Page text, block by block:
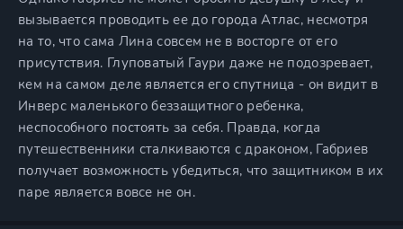
вызывается проводить ее до города Атлас, несмотря
на то, что сама Лина совсем не в восторге от его
присутствия. Глуповатый Гаури даже не подозревает,
кем на самом деле является его спутница - он видит в
Инверс маленького беззащитного ребенка,
неспособного постоять за себя. Правда, когда
путешественники сталкиваются с драконом, Габриев
получает возможность убедиться, что защитником в их
паре является вовсе не он.